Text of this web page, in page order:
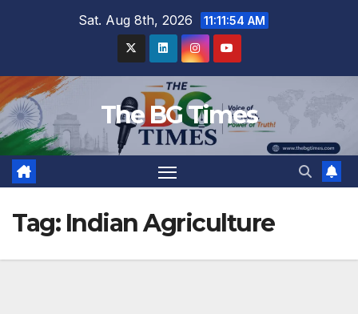
Sat. Aug 8th, 2026 11:11:54 AM
The BG Times
Tag: Indian Agriculture